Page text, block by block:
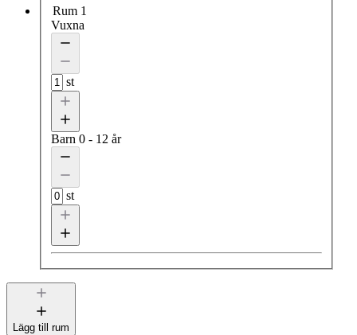
Rum 1
Vuxna
st
Barn 0 - 12 år
st
Lägg till rum